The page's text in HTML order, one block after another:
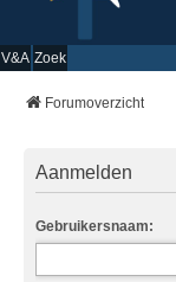
V&A Zoek
Forumoverzicht
Aanmelden
Gebruikersnaam: